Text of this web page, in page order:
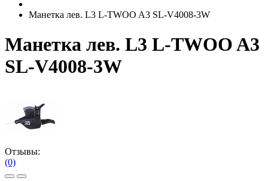
Манетка лев. L3 L-TWOO A3 SL-V4008-3W
Манетка лев. L3 L-TWOO A3
SL-V4008-3W
Отзывы:
(0)